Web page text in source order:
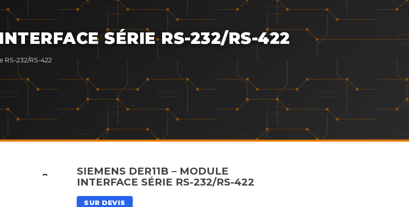
SÉRIE RS-232/RS-422
RS-232/RS-422
SIEMENS DER11B – MODULE
INTERFACE SÉRIE RS-232/RS-422
SUR DEVIS